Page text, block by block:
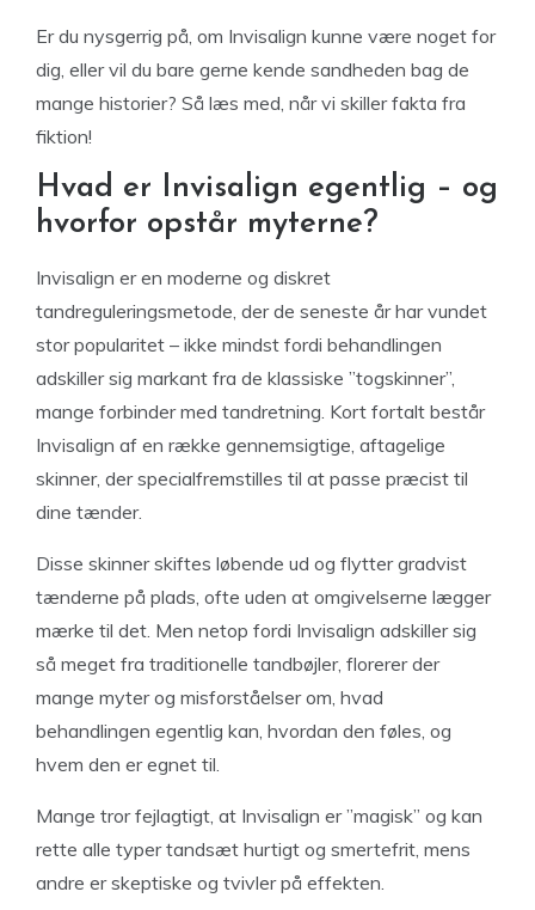
Er du nysgerrig på, om Invisalign kunne være noget for
dig, eller vil du bare gerne kende sandheden bag de
mange historier? Så læs med, når vi skiller fakta fra
fiktion!
Hvad er Invisalign egentlig – og
hvorfor opstår myterne?
Invisalign er en moderne og diskret
tandreguleringsmetode, der de seneste år har vundet
stor popularitet – ikke mindst fordi behandlingen
adskiller sig markant fra de klassiske ”togskinner”,
mange forbinder med tandretning. Kort fortalt består
Invisalign af en række gennemsigtige, aftagelige
skinner, der specialfremstilles til at passe præcist til
dine tænder.
Disse skinner skiftes løbende ud og flytter gradvist
tænderne på plads, ofte uden at omgivelserne lægger
mærke til det. Men netop fordi Invisalign adskiller sig
så meget fra traditionelle tandbøjler, florerer der
mange myter og misforståelser om, hvad
behandlingen egentlig kan, hvordan den føles, og
hvem den er egnet til.
Mange tror fejlagtigt, at Invisalign er ”magisk” og kan
rette alle typer tandsæt hurtigt og smertefrit, mens
andre er skeptiske og tvivler på effekten.